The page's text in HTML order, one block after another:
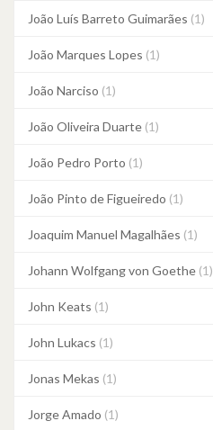
João Luís Barreto Guimarães (1)
João Marques Lopes (1)
João Narciso (1)
João Oliveira Duarte (1)
João Pedro Porto (1)
João Pinto de Figueiredo (1)
Joaquim Manuel Magalhães (1)
Johann Wolfgang von Goethe (1)
John Keats (1)
John Lukacs (1)
Jonas Mekas (1)
Jorge Amado (1)